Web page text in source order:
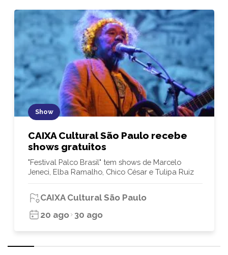
Show
CAIXA Cultural São Paulo recebe
shows gratuitos
"Festival Palco Brasil" tem shows de Marcelo
Jeneci, Elba Ramalho, Chico César e Tulipa Ruiz
CAIXA Cultural São Paulo
20 ago 30 ago